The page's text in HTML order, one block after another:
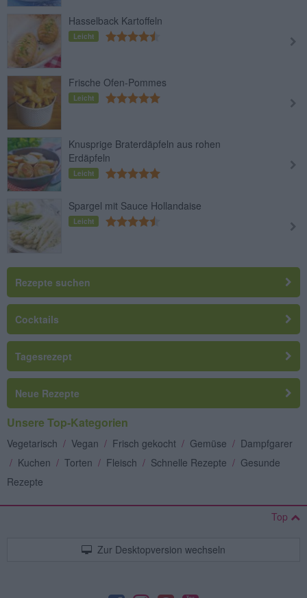
Hasselback Kartoffeln
Leicht
Frische Ofen-Pommes
Leicht
Knusprige Braterdäpfeln aus rohen
Erdäpfeln
Leicht
Spargel mit Sauce Hollandaise
Leicht
Rezepte suchen
Cocktails
Tagesrezept
Neue Rezepte
Unsere Top-Kategorien
Vegetarisch / Vegan / Frisch gekocht / Gemüse / Dampfgarer
/ Kuchen / Torten / Fleisch / Schnelle Rezepte / Gesunde
Rezepte
Top
Zur Desktopversion wechseln